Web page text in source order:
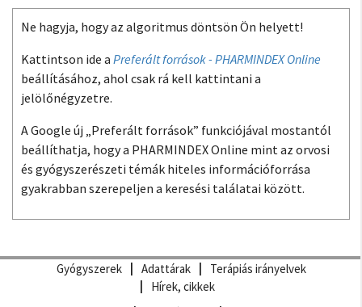
Ne hagyja, hogy az algoritmus döntsön Ön helyett!
Kattintson ide a Preferált források - PHARMINDEX Online
beállításához, ahol csak rá kell kattintani a
jelölőnégyzetre.
A Google új „Preferált források” funkciójával mostantól
beállíthatja, hogy a PHARMINDEX Online mint az orvosi
és gyógyszerészeti témák hiteles információforrása
gyakrabban szerepeljen a keresési találatai között.
Gyógyszerek Adattárak
Terápiás irányelvek
Hírek, cikkek